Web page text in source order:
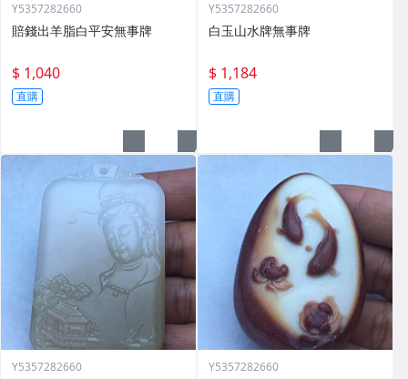
Y5357282660
賠錢出羊脂白平安無事牌
$ 1,040
直購
Y5357282660
白玉山水牌無事牌
$ 1,184
直購
Y5357282660 Y5357282660